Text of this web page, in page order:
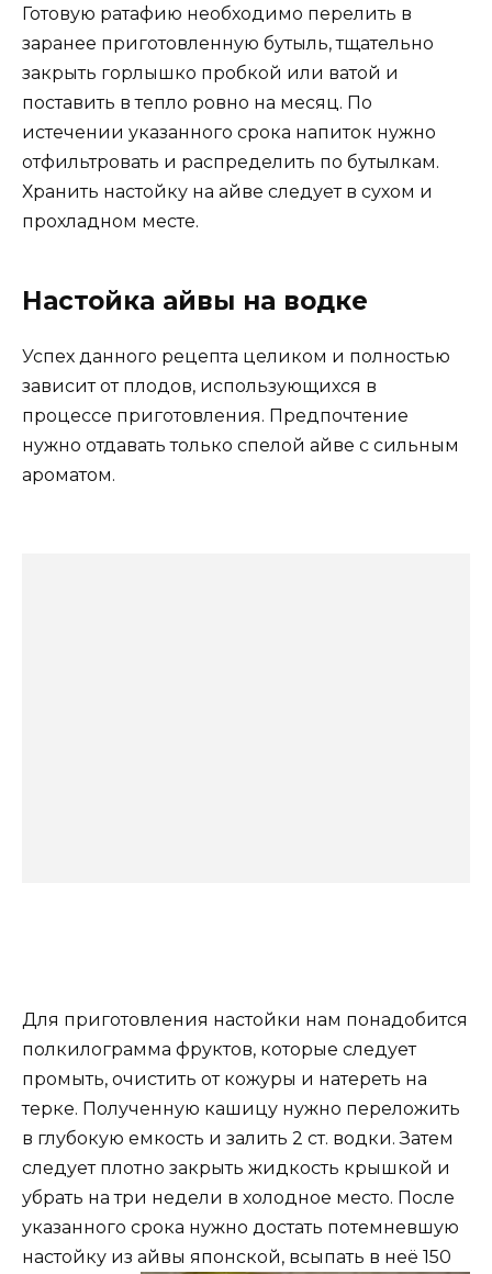
Готовую ратафию необходимо перелить в
заранее приготовленную бутыль, тщательно
закрыть горлышко пробкой или ватой и
поставить в тепло ровно на месяц. По
истечении указанного срока напиток нужно
отфильтровать и распределить по бутылкам.
Хранить настойку на айве следует в сухом и
прохладном месте.
Настойка айвы на водке
Успех данного рецепта целиком и полностью
зависит от плодов, использующихся в
процессе приготовления. Предпочтение
нужно отдавать только спелой айве с сильным
ароматом.
Для приготовления настойки нам понадобится
полкилограмма фруктов, которые следует
промыть, очистить от кожуры и натереть на
терке. Полученную кашицу нужно переложить
в глубокую емкость и залить 2 ст. водки. Затем
следует плотно закрыть жидкость крышкой и
убрать на три недели в холодное место. После
указанного срока нужно достать потемневшую
настойку из айвы японской, всыпать в неё 150